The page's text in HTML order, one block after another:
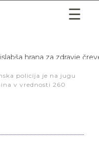
hrana za zdravje
policija je na jugu
v vrednosti 260